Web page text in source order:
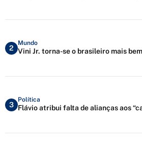
2
Mundo
Vini Jr. torna-se o brasileiro mais
3
Política
Flávio atribui falta de alianças aos